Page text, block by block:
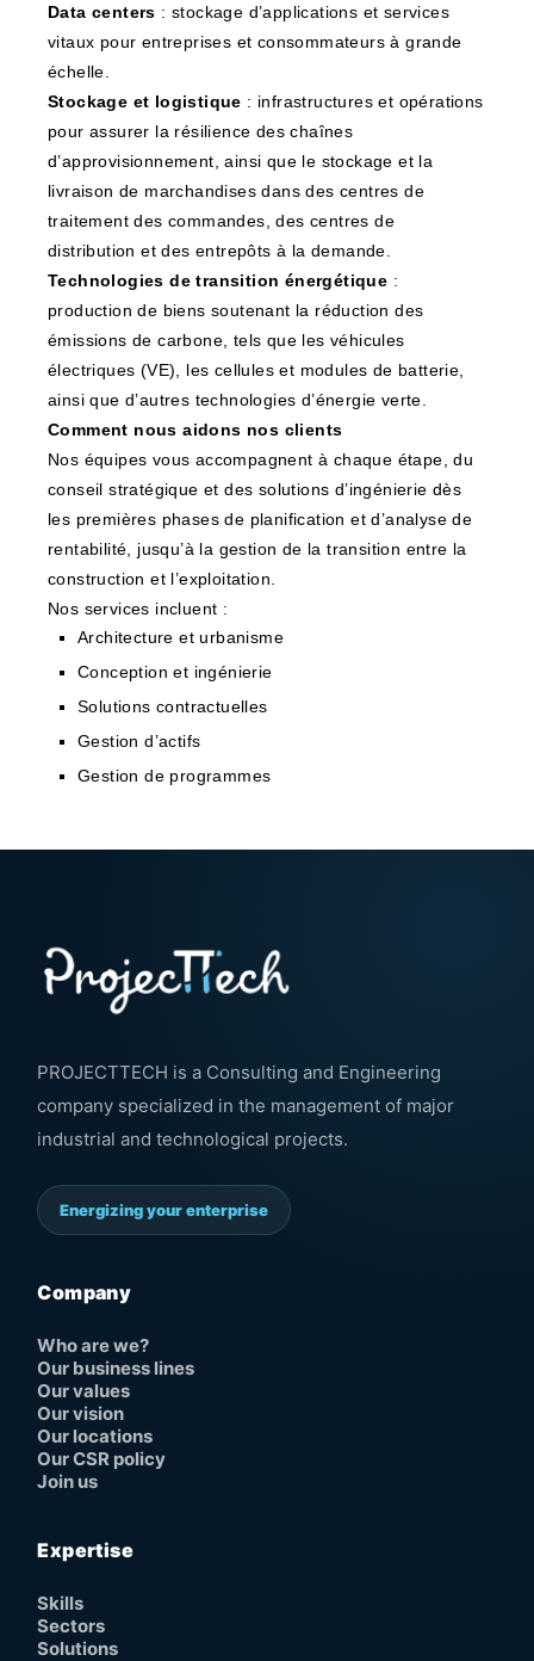
Data centers : stockage d’applications et services
vitaux pour entreprises et consommateurs à grande
échelle.
Stockage et logistique : infrastructures et opérations
pour assurer la résilience des chaînes
d’approvisionnement, ainsi que le stockage et la
livraison de marchandises dans des centres de
traitement des commandes, des centres de
distribution et des entrepôts à la demande.
Technologies de transition énergétique :
production de biens soutenant la réduction des
émissions de carbone, tels que les véhicules
électriques (VE), les cellules et modules de batterie,
ainsi que d’autres technologies d’énergie verte.
Comment nous aidons nos clients
Nos équipes vous accompagnent à chaque étape, du
conseil stratégique et des solutions d’ingénierie dès
les premières phases de planification et d’analyse de
rentabilité, jusqu’à la gestion de la transition entre la
construction et l’exploitation.
Nos services incluent :
Architecture et urbanisme
Conception et ingénierie
Solutions contractuelles
Gestion d’actifs
Gestion de programmes
PROJECTTECH is a Consulting and Engineering
company specialized in the management of major
industrial and technological projects.
Energizing your enterprise
Company
Who are we?
Our business lines
Our values
Our vision
Our locations
Our CSR policy
Join us
Expertise
Skills
Sectors
Solutions